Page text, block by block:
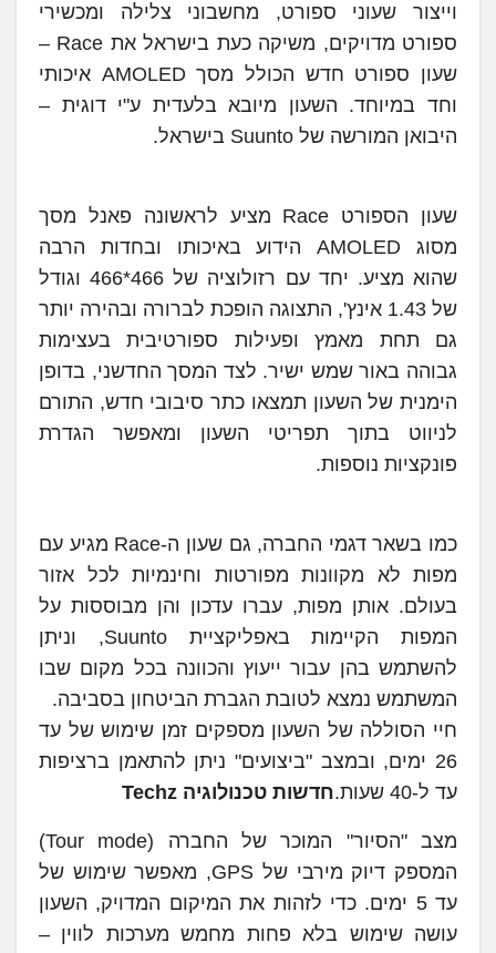
וייצור שעוני ספורט, מחשבוני צלילה ומכשירי
ספורט מדויקים, משיקה כעת בישראל את Race –
שעון ספורט חדש הכולל מסך AMOLED איכותי
וחד במיוחד. השעון מיובא בלעדית ע"י דוגית –
היבואן המורשה של Suunto בישראל.
שעון הספורט Race מציע לראשונה פאנל מסך
מסוג AMOLED הידוע באיכותו ובחדות הרבה
שהוא מציע. יחד עם רזולוציה של 466*466 וגודל
של 1.43 אינץ', התצוגה הופכת לברורה ובהירה יותר
גם תחת מאמץ ופעילות ספורטיבית בעצימות
גבוהה באור שמש ישיר. לצד המסך החדשני, בדופן
הימנית של השעון תמצאו כתר סיבובי חדש, התורם
לניווט בתוך תפריטי השעון ומאפשר הגדרת
פונקציות נוספות.
כמו בשאר דגמי החברה, גם שעון ה-Race מגיע עם
מפות לא מקוונות מפורטות וחינמיות לכל אזור
בעולם. אותן מפות, עברו עדכון והן מבוססות על
המפות הקיימות באפליקציית Suunto, וניתן
להשתמש בהן עבור ייעוץ והכוונה בכל מקום שבו
המשתמש נמצא לטובת הגברת הביטחון בסביבה.
חיי הסוללה של השעון מספקים זמן שימוש של עד
26 ימים, ובמצב "ביצועים" ניתן להתאמן ברציפות
עד ל-40 שעות.
חדשות טכנולוגיה Techz
מצב "הסיור" המוכר של החברה (Tour mode)
המספק דיוק מירבי של GPS, מאפשר שימוש של
עד 5 ימים. כדי לזהות את המיקום המדויק, השעון
עושה שימוש בלא פחות מחמש מערכות לווין –